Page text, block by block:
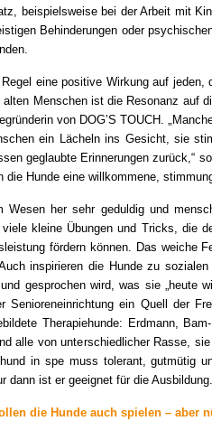
beispielsweise bei der Arbeit mit
Behinderungen oder
eine positive Wirkung auf
alten Menschen ist die Resonanz auf
von DOG’S TOUCH.
ein Lächeln ins Gesicht, sie
geglaubte Erinnerungen zurück,“
die Hunde eine willkommene,
Wesen her sehr geduldig und
kleine Übungen und Tricks, die
fördern können. Das weiche
inspirieren die Hunde zu
gesprochen wird, was sie „heute
Senioreneinrichtung ein Quell der
Therapiehunde: Erdmann,
alle von unterschiedlicher Rasse,
in spe muss tolerant, gutmütig
dann ist er geeignet für die Ausbildung.
die Hunde auch spielen – aber